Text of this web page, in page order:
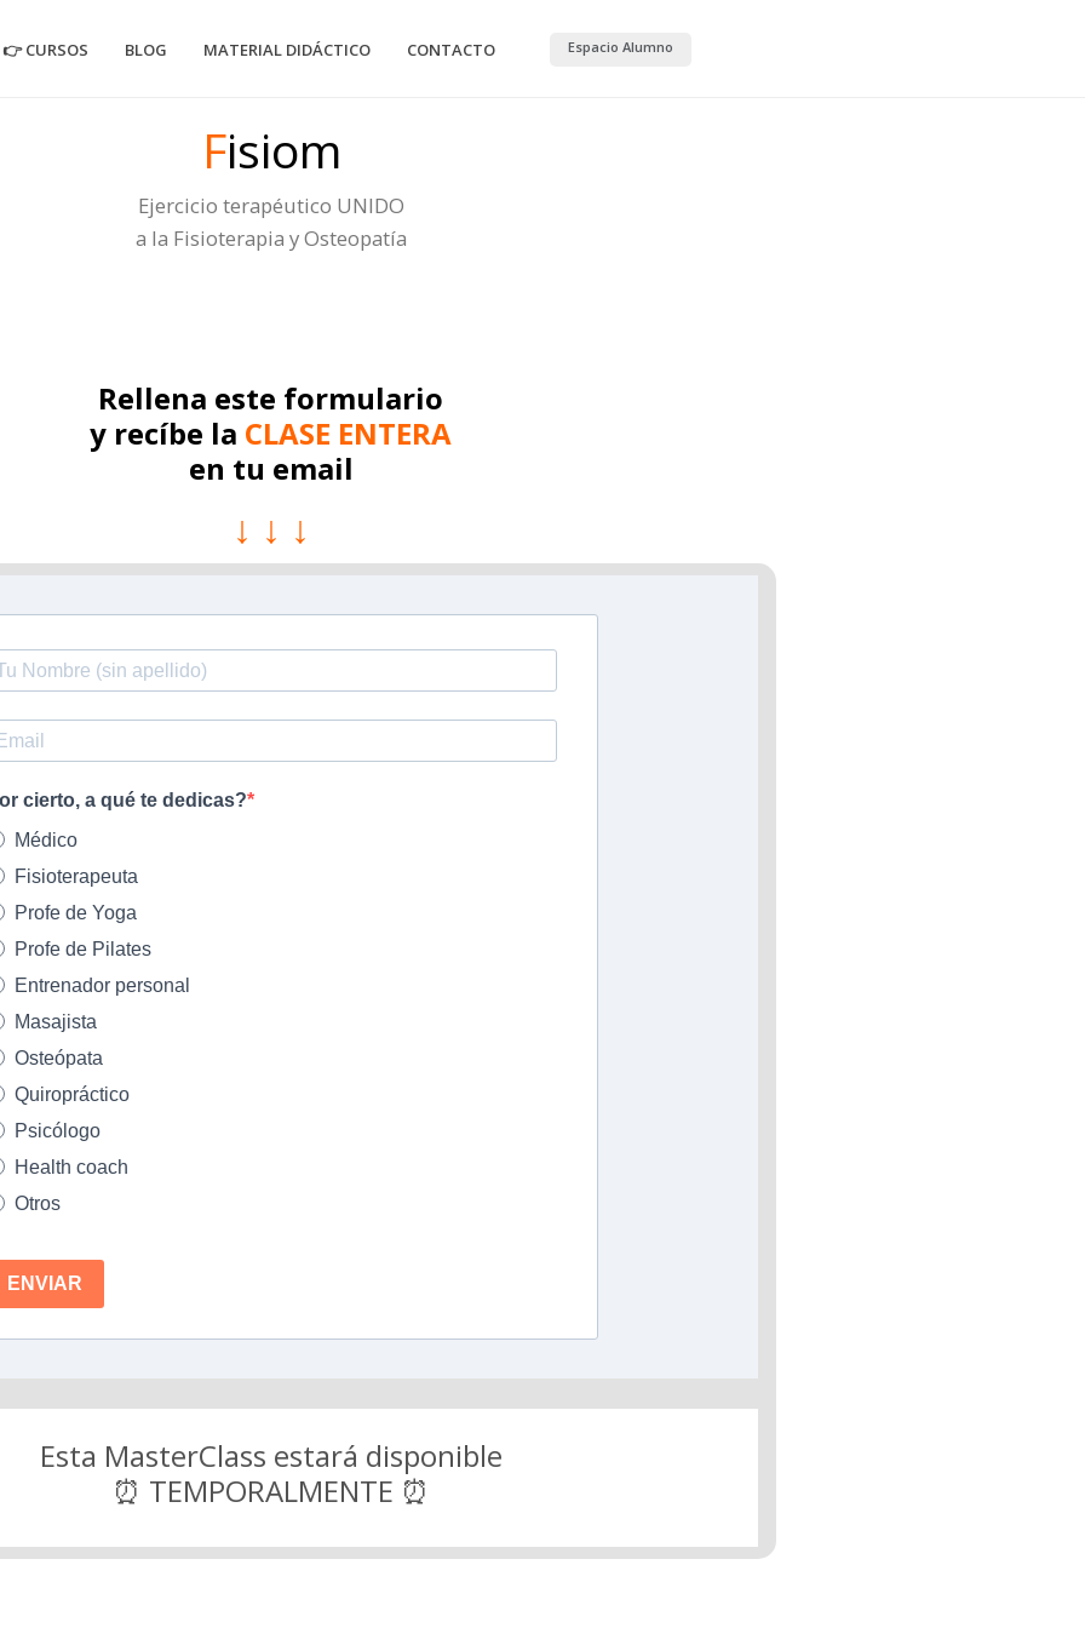
👉 CURSOS BLOG MATERIAL DIDÁCTICO CONTACTO Espacio Alumno
Fisiom
Ejercicio terapéutico UNIDO
a la Fisioterapia y Osteopatía
Rellena este formulario
y recíbe la CLASE ENTERA
en tu email
↓ ↓ ↓
cierto, a qué te dedicas?
Médico
Fisioterapeuta
Profe de Yoga
Profe de Pilates
Entrenador personal
Masajista
Osteópata
Quiropráctico
Psicólogo
Health coach
Otros
ENVIAR
Esta MasterClass estará disponible
⏰ TEMPORALMENTE ⏰